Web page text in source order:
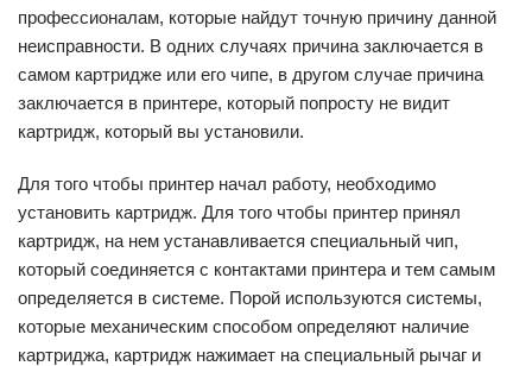
профессионалам, которые найдут точную причину данной
неисправности. В одних случаях причина заключается в
самом картридже или его чипе, в другом случае причина
заключается в принтере, который попросту не видит
картридж, который вы установили.
Для того чтобы принтер начал работу, необходимо
установить картридж. Для того чтобы принтер принял
картридж, на нем устанавливается специальный чип,
который соединяется с контактами принтера и тем самым
определяется в системе. Порой используются системы,
которые механическим способом определяют наличие
картриджа, картридж нажимает на специальный рычаг и